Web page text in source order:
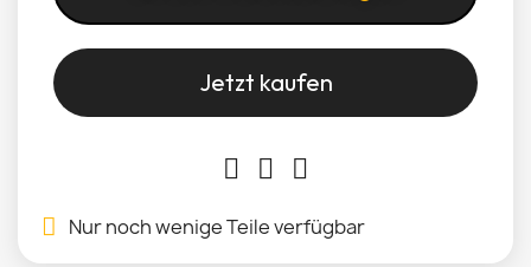
Jetzt kaufen
Nur noch wenige Teile verfügbar